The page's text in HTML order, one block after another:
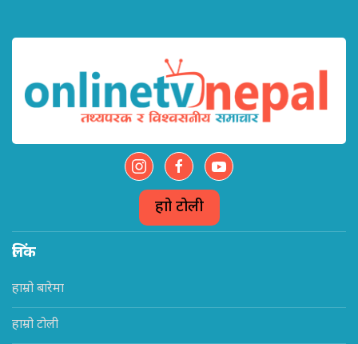
हाम्रो टोली
लिंक
हाम्रो बारेमा
हाम्रो टोली